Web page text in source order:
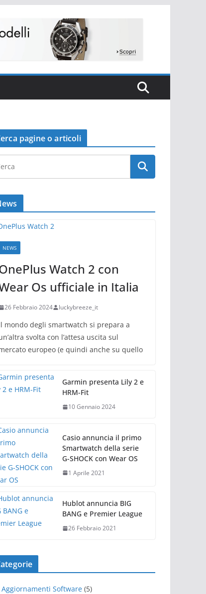
pagine o articoli
NEWS
Watch 2 con
Os ufficiale in Italia
26 Febbraio 2024 luckybreeze_it
mondo degli smartwatch si prepara a
svolta con l’attesa uscita sul
europeo (e quindi anche su quello
Garmin presenta Lily 2 e
HRM-Fit
10 Gennaio 2024
Casio annuncia il primo
Smartwatch della serie
G-SHOCK con Wear OS
1 Aprile 2021
Hublot annuncia BIG
BANG e Premier League
26 Febbraio 2021
Aggiornamenti Software(5)